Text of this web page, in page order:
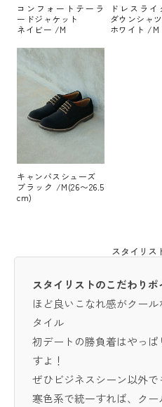
コンフォートテーラ
ードジャケット
ネイビー /M
ドレスラ
ダウンシャツ
ホワイト /M
キャンバスシューズ
ブラック /M(26〜26.5
cm)
スタイリス
スタイリストのこだわりポ
ほど良いこなれ感がクー
タイル
初デートの勝負着はやっ
すよ！
ぜひビジネスシーン以外で
寒色系で統一すれば、ク